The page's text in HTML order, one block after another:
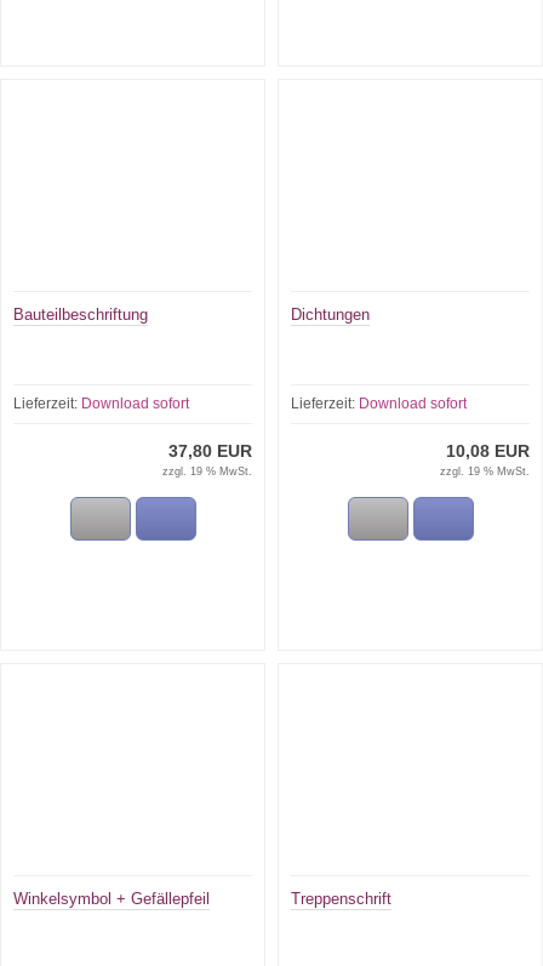
Bauteilbeschriftung
Lieferzeit: Download sofort
37,80 EUR
zzgl. 19 % MwSt.
Dichtungen
Lieferzeit: Download sofort
10,08 EUR
zzgl. 19 % MwSt.
Winkelsymbol + Gefällepfeil Treppenschrift